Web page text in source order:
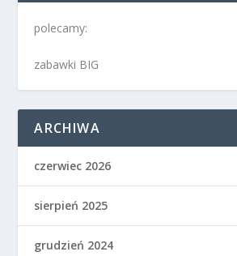
polecamy:
zabawki BIG
ARCHIWA
czerwiec 2026
sierpień 2025
grudzień 2024